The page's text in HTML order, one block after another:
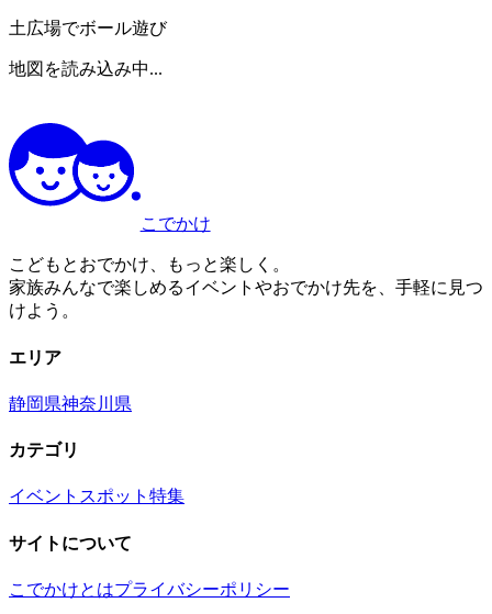
土広場でボール遊び
地図を読み込み中...
こでかけ
こどもとおでかけ、もっと楽しく。
家族みんなで楽しめるイベントやおでかけ先を、手軽に見つ
けよう。
エリア
静岡県神奈川県
カテゴリ
イベント スポット 特集
サイトについて
こでかけとはプライバシーポリシー